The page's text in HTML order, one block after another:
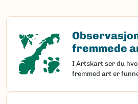
fremmede
I Artskart ser du
fremmed art er
Observasjon av